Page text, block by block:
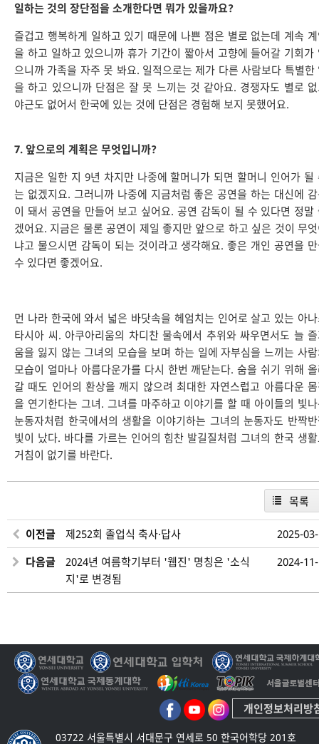
일하는 것의 장단점을 소개한다면 뭐가 있을까요?
즐겁고 행복하게 일하고 있기 때문에 나쁜 점은 별로 없는데 계속
을 하고 일하고 있으니까 휴가 기간이 짧아서 고향에 들어갈 기회가
으니까 가족을 자주 못 봐요. 일적으로는 제가 다른 사람보다 특별한
을 하고 있으니까 단점은 잘 못 느끼는 것 같아요. 경쟁자도 별로
야근도 없어서 한국에 있는 것에 단점은 경험해 보지 못했어요.
7. 앞으로의 계획은 무엇입니까?
지금은 일한 지 9년 차지만 나중에 할머니가 되면 할머니 인어가 될
는 없겠지요. 그러니까 나중에 지금처럼 좋은 공연을 하는 대신에
이 돼서 공연을 만들어 보고 싶어요. 공연 감독이 될 수 있다면 정말
겠어요. 지금은 물론 공연이 제일 좋지만 앞으로 하고 싶은 것이 무
냐고 물으시면 감독이 되는 것이라고 생각해요. 좋은 개인 공연을
수 있다면 좋겠어요.
먼 나라 한국에 와서 넓은 바닷속을 헤엄치는 인어로 살고 있는 아
타시아 씨. 아쿠아리움의 차디찬 물속에서 추위와 싸우면서도 늘
움을 잃지 않는 그녀의 모습을 보며 하는 일에 자부심을 느끼는 사
모습이 얼마나 아름다운가를 다시 한번 깨닫는다. 숨을 쉬기 위해
갈 때도 인어의 환상을 깨지 않으려 최대한 자연스럽고 아름다운
을 연기한다는 그녀. 그녀를 마주하고 이야기를 할 때 아이들의 빛
눈동자처럼 한국에서의 생활을 이야기하는 그녀의 눈동자도 반짝
빛이 났다. 바다를 가르는 인어의 힘찬 발길질처럼 그녀의 한국 생
거침이 없기를 바란다.
목록
이전글 제252회 졸업식 축사·답사
2025-
다음글
2024년 여름학기부터 '웹진' 명칭은 '소식
지'로 변경됨
2024-
03722 서울특별시 서대문구 연세로 50 한국어학당 201호
개인정보처리방